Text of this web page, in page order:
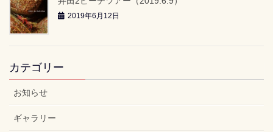
2019年6月12日
カテゴリー
お知らせ
ギャラリー